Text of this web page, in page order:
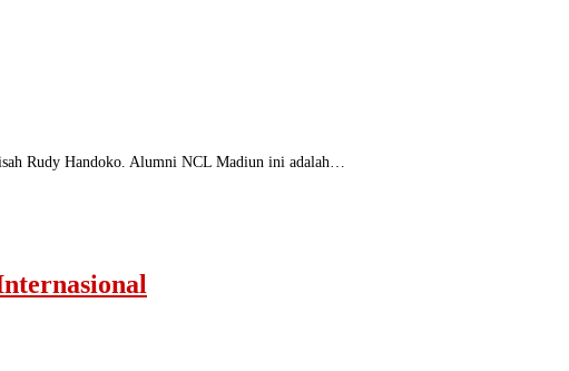
Rudy Handoko. Alumni NCL Madiun ini adalah…